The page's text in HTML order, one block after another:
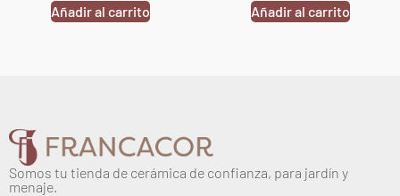
Añadir al carrito Añadir al carrito
Somos tu tienda de cerámica de confianza, para jardín y
menaje.